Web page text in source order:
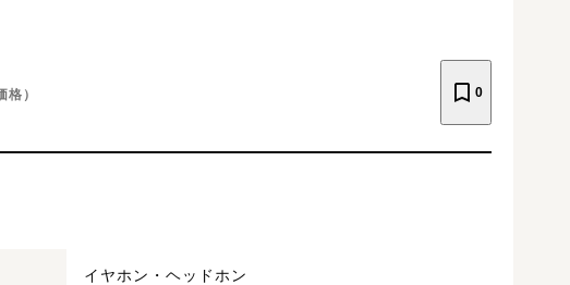
格） 0
イヤホン・ヘッドホン